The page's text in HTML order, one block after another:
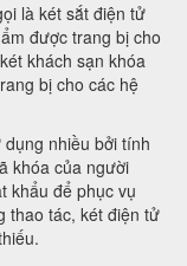
là két sắt điện tử
được trang bị cho
khách sạn khóa
bị cho các hệ
nhiều bởi tính
khóa của người
khẩu để phục vụ
thao tác, két điện tử